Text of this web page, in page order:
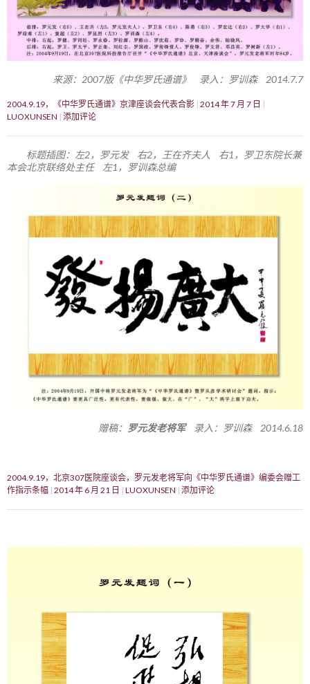
来源：2007版《中华罗氏通谱》 录入：罗训森 2014.7.7
2004.9.19，《中华罗氏通谱》京津座谈会代表合影 2014 年 7 月 7 日
LUOXUNSEN 添加评论
标题插图：左2，罗元发 右2，王在齐夫人 右1，罗卫东院长兼
本会北京联络处主任 左1，罗训森总编
赠稿： 罗元发老将军录入：罗训森 2014.6.18
2004.9.19，北京307医院座谈会，罗元发老将军向《中华罗氏通谱》编委会赠工
作指示条幅 2014 年 6 月 21 日 LUOXUNSEN 添加评论